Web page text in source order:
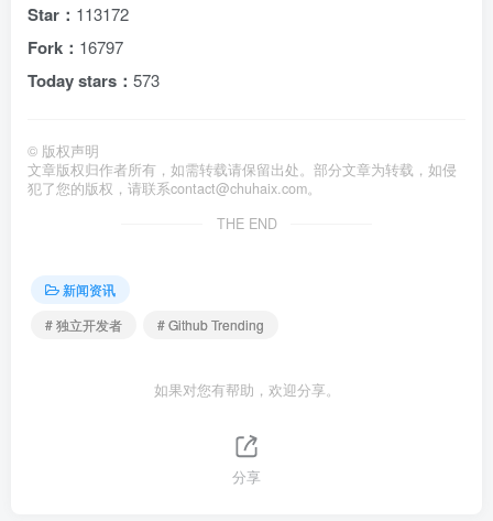
Star： 113172
Fork： 16797
Today stars： 573
© 版权声明
文章版权归作者所有，如需转载请保留出处。部分文章为转载，如侵
犯了您的版权，请联系contact@chuhaix.com。
THE END
新闻资讯
# 独立开发者
# Github Trending
如果对您有帮助，欢迎分享。
分享